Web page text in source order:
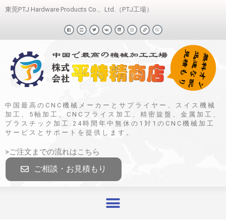
東莞PTJ Hardware Products Co.、Ltd.（PTJ工場）
中国最高のCNC機械メーカーとサプライヤー、スイス機械
加工、5軸加工、CNCフライス加工、精密旋盤、金属加工、
プラスチック加工.24時間年中無休の1対1のCNC機械加工
サービスとサポートを提供します。
>ご注文までの流れはこちら
ご相談・お見積もり